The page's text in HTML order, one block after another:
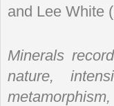
and Lee White
Minerals
nature,